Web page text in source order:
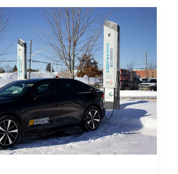
RECHERCHE